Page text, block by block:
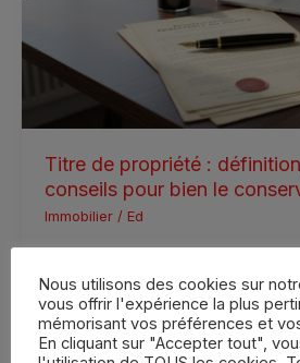
Titre de propriété :
conseils pour bien le
Immobilier / Ed
est souvent sous-estimée dans la
sert pas
conseils
conserver
Lire la suite »
Nous utilisons des cookies sur
vous offrir l'expérience la plus
mémorisant vos préférences et
En cliquant sur "Accepter tout",